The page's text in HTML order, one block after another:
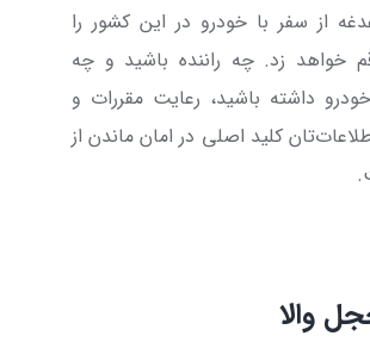
از سفر با خودرو در این کشور را
خواهد زد. چه راننده باشید و چه
داشته باشید، رعایت مقررات و
کلید اصلی در امان ماندن از
والا